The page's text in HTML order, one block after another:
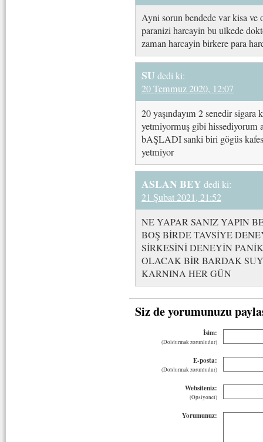
Ayni sorun bendede var kisa
paranizi harcayin bu ulkede
zaman harcayin birkere para
SU dedi ki:
20 Temmuz 2020, 12:07
20 yaşındayım 2 senedir sigara
yetmiyormuş gibi hissediyorum
bAŞLADI sanki biri gögüs
yetmiyor
ASLAN BEY dedi ki:
21 Şubat 2021, 21:52
NE YAPAR SANIZ YAPIN
BOŞ BİRDE TAVSİYE
SİRKESİNİ DENEYİN
OLACAK BİR BARDAK
KARNINA HER GÜN
Siz de yorumunuzu
İsim:
(Doldurmak zorunludur)
E-posta:
(Doldurmak zorunludur)
Websiteniz:
(Opsiyonel)
Yorumunuz: